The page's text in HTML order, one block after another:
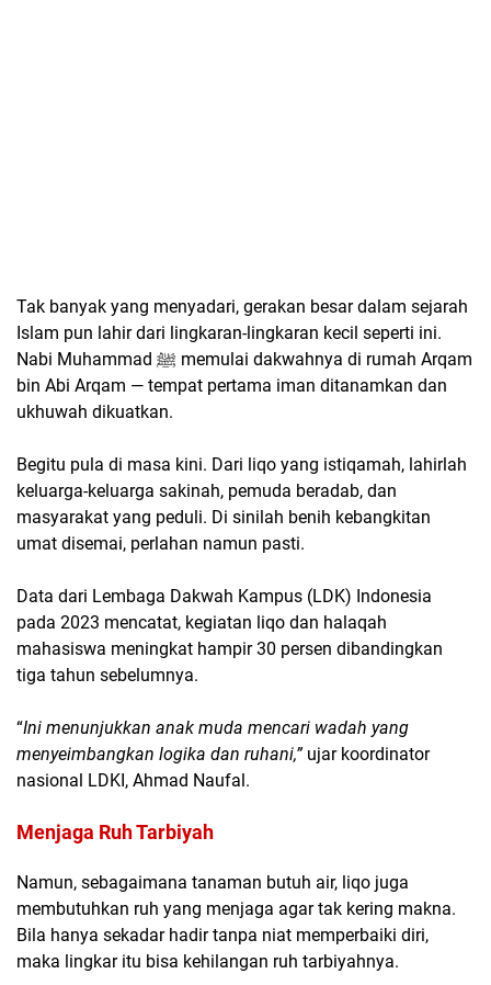
Tak banyak yang menyadari, gerakan besar dalam sejarah
Islam pun lahir dari lingkaran-lingkaran kecil seperti ini.
Nabi Muhammad ﷺ memulai dakwahnya di rumah Arqam
bin Abi Arqam — tempat pertama iman ditanamkan dan
ukhuwah dikuatkan.
Begitu pula di masa kini. Dari liqo yang istiqamah, lahirlah
keluarga-keluarga sakinah, pemuda beradab, dan
masyarakat yang peduli. Di sinilah benih kebangkitan
umat disemai, perlahan namun pasti.
Data dari Lembaga Dakwah Kampus (LDK) Indonesia
pada 2023 mencatat, kegiatan liqo dan halaqah
mahasiswa meningkat hampir 30 persen dibandingkan
tiga tahun sebelumnya.
“Ini menunjukkan anak muda mencari wadah yang
menyeimbangkan logika dan ruhani,”ujar koordinator
nasional LDKI, Ahmad Naufal.
Menjaga Ruh Tarbiyah
Namun, sebagaimana tanaman butuh air, liqo juga
membutuhkan ruh yang menjaga agar tak kering makna.
Bila hanya sekadar hadir tanpa niat memperbaiki diri,
maka lingkar itu bisa kehilangan ruh tarbiyahnya.